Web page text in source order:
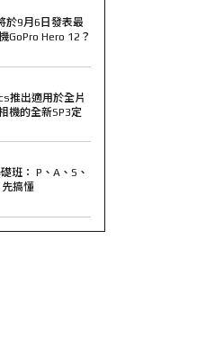
於9月6日發表最
GoPro Hero 12？
推出適用於全片
機的全新SP3定
班： P、A、S、
搞懂